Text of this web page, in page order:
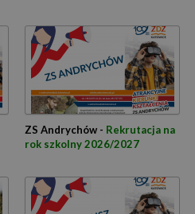
ZS Andrychów - Rekrutacja na
rok szkolny 2026/2027